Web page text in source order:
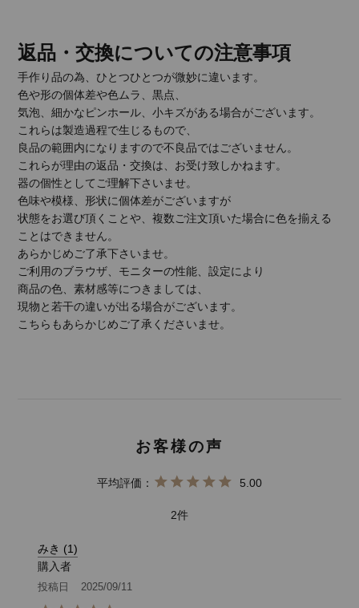
返品・交換についての注意事項
手作り品の為、ひとつひとつが微妙に違います。
色や形の個体差や色ムラ、黒点、
気泡、細かなピンホール、小キズがある場合がございます。
これらは製造過程で生じるもので、
良品の範囲内になりますので不良品ではございません。
これらが理由の返品・交換は、お受け致しかねます。
器の個性としてご理解下さいませ。
色味や模様、形状に個体差がございますが
状態をお選び頂くことや、複数ご注文頂いた場合に色を揃える
ことはできません。
あらかじめご了承下さいませ。
ご利用のブラウザ、モニターの性能、設定により
商品の色、素材感等につきましては、
現物と若干の違いが出る場合がございます。
こちらもあらかじめご了承くださいませ。
5.00
2
みき
1
購入者
投稿日 2025/09/11